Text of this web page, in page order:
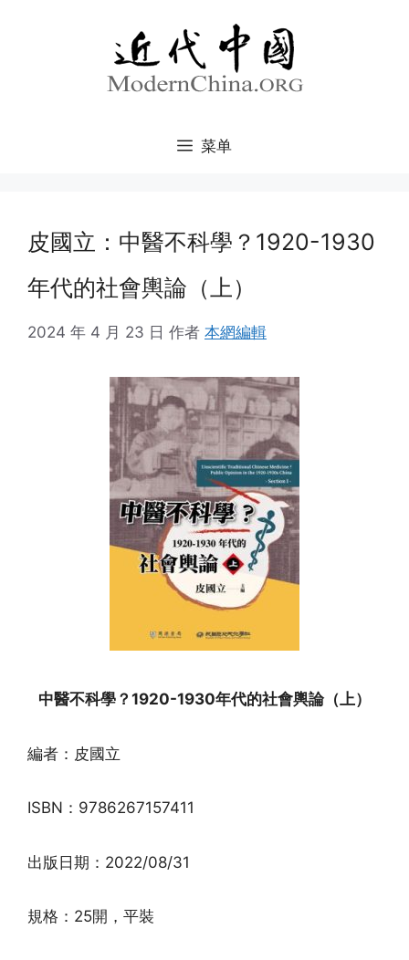
菜单
皮國立：中醫不科學？1920-1930
年代的社會輿論（上）
2024 年 4 月 23 日 作者 本網編輯
中醫不科學？1920-1930年代的社會輿論（上）
編者：皮國立
ISBN：9786267157411
出版日期：2022/08/31
規格：25開，平裝